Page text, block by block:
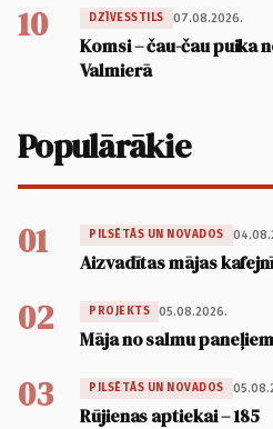
10 DZĪVESSTILS 07.08.2026.
Komsi – čau-čau puika
Valmierā
Populārākie
01 PILSĒTĀS UN NOVADOS
Aizvadītas mājas
02 PROJEKTS 05.08.2026.
Māja no salmu
03 PILSĒTĀS UN NOVADOS
Rūjienas aptiekai – 185